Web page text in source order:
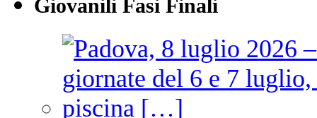
Giovanili Fasi Finali